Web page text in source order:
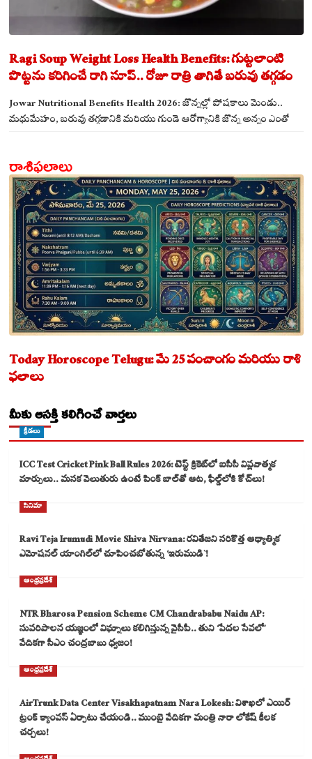
Ragi Soup Weight Loss Health Benefits: గుట్టలాంటి
పొట్టను కరిగించే రాగి సూప్.. రోజూ రాత్రి తాగితే బరువు తగ్గడం
ఖాయం!
Jowar Nutritional Benefits Health 2026: జొన్నల్లో పోషకాలు మెండు..
మధుమేహం, బరువు తగ్గడానికి మరియు గుండె ఆరోగ్యానికి జొన్న అన్నం ఎంతో
రాశిఫలాలు
Today Horoscope Telugu: మే 25 పంచాంగం మరియు రాశి
ఫలాలు
మీకు ఆసక్తి కలిగించే వార్తలు
క్రీడలు
ICC Test Cricket Pink Ball Rules 2026: టెస్ట్ క్రికెట్‌లో ఐసీసీ విప్లవాత్మక
మార్పులు.. మసక వెలుతురు ఉంటే పింక్ బాల్‌తో ఆట, ఫీల్డ్‌లోకి కోచ్‌లు!
సినిమా
Ravi Teja Irumudi Movie Shiva Nirvana: రవితేజని సరికొత్త ఆధ్యాత్మిక
ఎమోషనల్ యాంగిల్‌లో చూపించబోతున్న ‘ఇరుముడి`!
ఆంధ్రప్రదేశ్
NTR Bharosa Pension Scheme CM Chandrababu Naidu AP:
సుపరిపాలన యజ్ఞంలో విఘ్నాలు కలిగిస్తున్న వైసీపీ.. తుని ‘పేదల సేవలో’
వేదికగా సీఎం చంద్రబాబు ధ్వజం!
ఆంధ్రప్రదేశ్
AirTrunk Data Center Visakhapatnam Nara Lokesh: విశాఖలో ఎయిర్
ట్రంక్ క్యాంపస్ ఏర్పాటు చేయండి.. ముంబై వేదికగా మంత్రి నారా లోకేష్ కీలక
చర్చలు!